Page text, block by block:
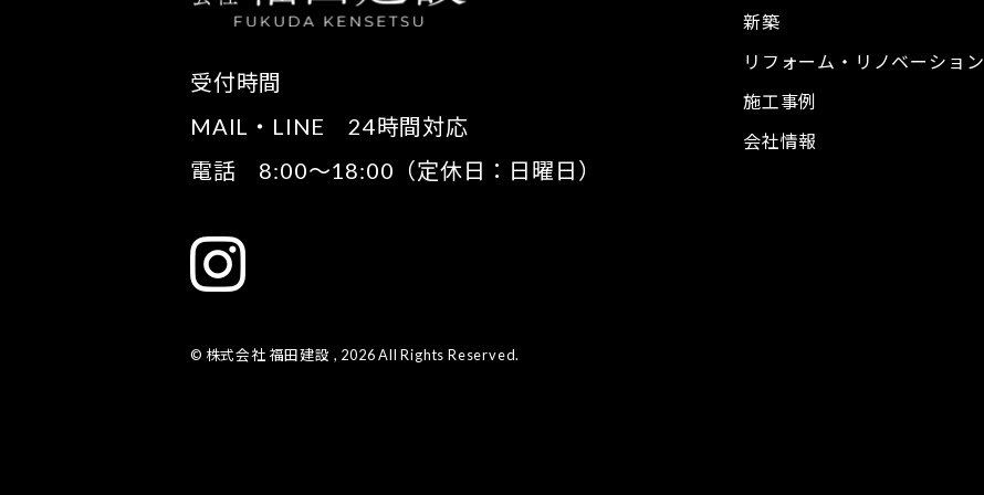
受付時間
MAIL・LINE 24時間対応
電話 8:00～18:00（定休日：日曜日）
新築
リフォーム・ リノベーション
施工事例
会社情報
© 株式会社 福田建設 , 2026 All Rights Reserved.